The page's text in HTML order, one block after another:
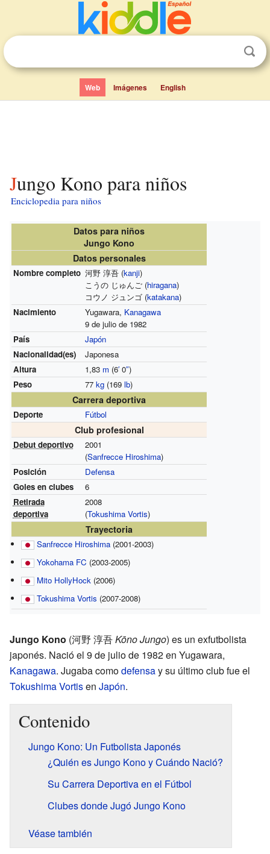
Web Imágenes English
Jungo Kono para niños
Enciclopedia para niños
Datos para niños
Jungo Kono
Datos personales
Nombre completo 河野 淳吾 (kanji)
こうの じゅんご (hiragana)
コウノ ジュンゴ (katakana)
Nacimiento
Yugawara, Kanagawa
9 de julio de 1982
País
Japón
Nacionalidad(es)
Japonesa
Altura
1,83 m (6′0″)
Peso
77 kg(169 lb)
Carrera deportiva
Deporte Fútbol
Club profesional
Debut deportivo
2001
(Sanfrecce Hiroshima)
Posición
Defensa
Goles en clubes
6
Retirada
deportiva
2008
(Tokushima Vortis)
Trayectoria
Sanfrecce Hiroshima (2001-2003)
Yokohama FC (2003-2005)
Mito HollyHock (2006)
Tokushima Vortis (2007-2008)
Jungo Kono (河野 淳吾Kōno Jungo) es un exfutbolista
japonés. Nació el 9 de julio de 1982 en Yugawara,
Kanagawa. Jugaba comodefensay su último club fue el
Tokushima Vortisen Japón.
Contenido
Jungo Kono: Un Futbolista Japonés
¿Quién es Jungo Kono y Cuándo Nació?
Su Carrera Deportiva en el Fútbol
Clubes donde Jugó Jungo Kono
Véase también